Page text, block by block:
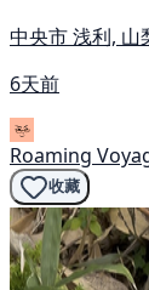
中央市 浅利, 山
6天前
Roaming
收藏